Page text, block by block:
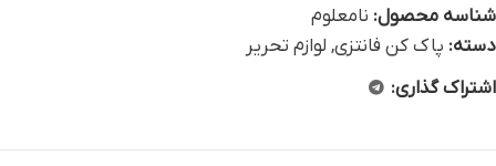
شناسه محصول: نامعلوم
دسته: پاک کن فانتزی, لوازم تحریر
اشتراک گذاری: